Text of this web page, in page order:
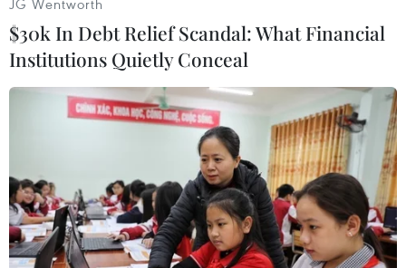
Đội chó nghiệp vụ làm công tác cứu hộ, cứu nạn của lực lượng
bộ đội biên phòng sẵn sàng lên đường. (Ảnh: Trọng
Đức/TTXVN)
JG Wentworth
$30k In Debt Relief Scandal: What Financial
Institutions Quietly Conceal